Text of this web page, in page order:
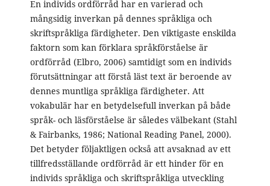
En individs ordförråd har en varierad och
mångsidig inverkan på dennes språkliga och
skriftspråkliga färdigheter. Den viktigaste enskilda
faktorn som kan förklara språkförståelse är
ordförråd (Elbro, 2006) samtidigt som en individs
förutsättningar att förstå läst text är beroende av
dennes muntliga språkliga färdigheter. Att
vokabulär har en betydelsefull inverkan på både
språk- och läsförståelse är således välbekant (Stahl
& Fairbanks, 1986; National Reading Panel, 2000).
Det betyder följaktligen också att avsaknad av ett
tillfredsställande ordförråd är ett hinder för en
individs språkliga och skriftspråkliga utveckling